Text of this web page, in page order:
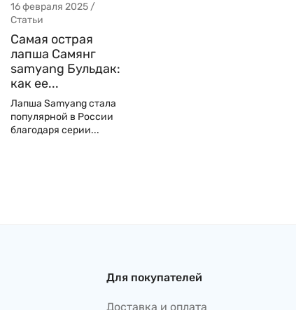
16 февраля 2025 /
Статьи
Самая острая
лапша Самянг
samyang Бульдак:
как ее...
Лапша Samyang стала
популярной в России
благодаря серии...
Для покупателей
Доставка и оплата